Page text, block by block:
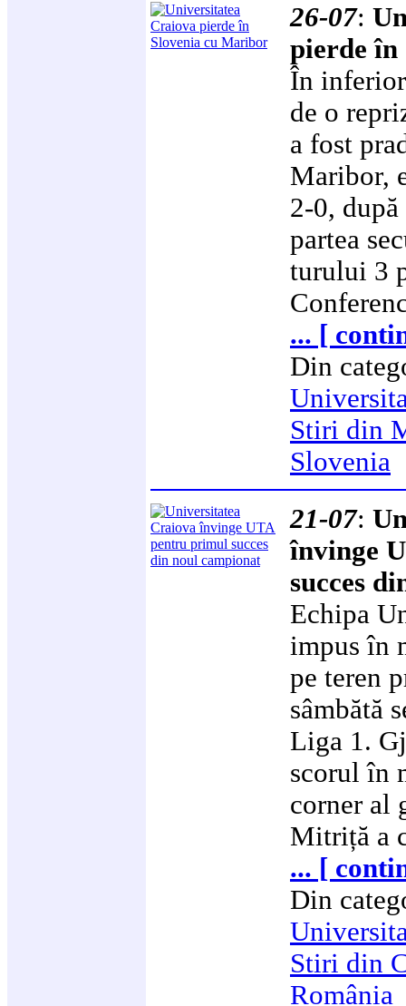
26-07:
pierde
În
de o
a fost
Maribor,
2-0,
partea
turului 3
... [
Din
Stiri din
Slovenia
21-07:
învinge
succes
Echipa
impus în
pe teren
sâmbătă
Liga 1.
scorul în
corner al
Mitriță a
... [
Din
Stiri din
România